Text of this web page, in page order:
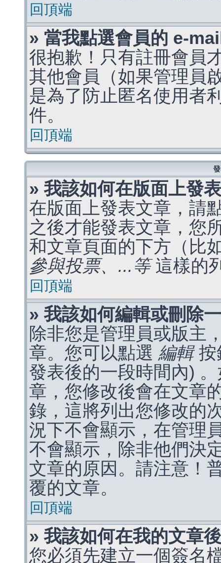
回頂端
» 當我點選會員的 e-
很抱歉！只有註冊會員
其他會員（如果管理員
是為了防止匿名使用者
件。
回頂端
» 我該如何在版面上發
在版面上發表文章，請
之後才能發表文章，您
和文章頁面的下方（比
參與投票、...等這樣的
回頂端
» 我該如何編輯或刪除
除非您是管理員或版主
章。您可以點選 編輯按
發表後的一段時間內)
章，您修改後會在文章
錄，這將列出您修改的
況下不會顯示，在管理
不會顯示，除非他們決
文章的原因。請注意！
覆的文章。
回頂端
» 我該如何在我的文章
您必須先建立一個簽名